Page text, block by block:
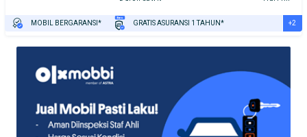
MOBIL BERGARANSI* GRATIS ASURANSI 1 TAHUN* +2